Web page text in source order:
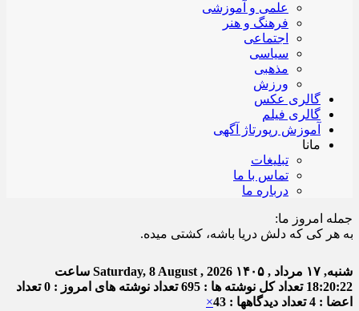
علمی و آموزشی
فرهنگ و هنر
اجتماعی
سیاسی
مذهبی
ورزش
گالری عکس
گالری فیلم
آموزش رپورتاژ آگهی
مانا
تبلیغات
تماس با ما
درباره ما
جمله امروز ما:
کی که دلش دریا باشه، کشتی میده.
شنبه, ۱۷ مرداد , ۱۴۰۵ Saturday, 8 August , 2026 ساعت
18:20:23 تعداد کل نوشته ها : 695 تعداد نوشته های امروز : 0
تعداد
اعضا : 4
تعداد دیدگاهها : 43 ×